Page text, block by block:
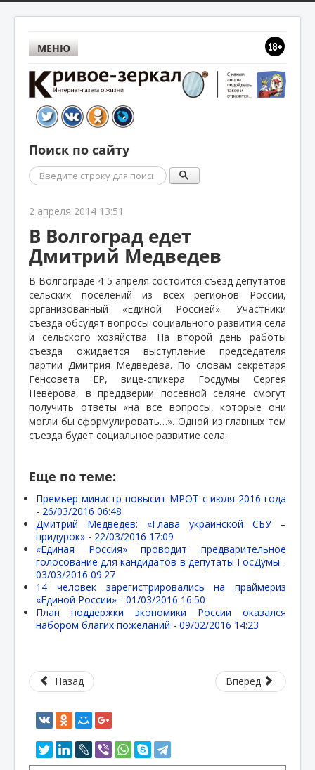
МЕНЮ
Поиск по сайту
Поиск
2 апреля 2014 13:51
В Волгоград едет
Дмитрий Медведев
В Волгограде 4-5 апреля состоится съезд депутатов
сельских поселений из всех регионов России,
организованный «Единой Россией». Участники
съезда обсудят вопросы социального развития села
и сельского хозяйства. На второй день работы
съезда ожидается выступление председателя
партии Дмитрия Медведева. По словам секретаря
Генсовета ЕР, вице-спикера Госдумы Сергея
Неверова, в преддверии посевной селяне смогут
получить ответы «на все вопросы, которые они
могли бы сформулировать…». Одной из главных тем
съезда будет социальное развитие села.
Еще по теме:
Премьер-министр повысит МРОТ с июля 2016 года
- 26/03/2016 06:48
Дмитрий Медведев: «Глава украинской СБУ –
придурок» - 22/03/2016 17:09
«Единая Россия» проводит предварительное
голосование для кандидатов в депутаты ГосДумы -
03/03/2016 09:27
14 человек зарегистрировались на праймериз
«Единой России» - 01/03/2016 16:50
План поддержки экономики России оказался
набором благих пожеланий - 09/02/2016 14:23
Назад Вперед